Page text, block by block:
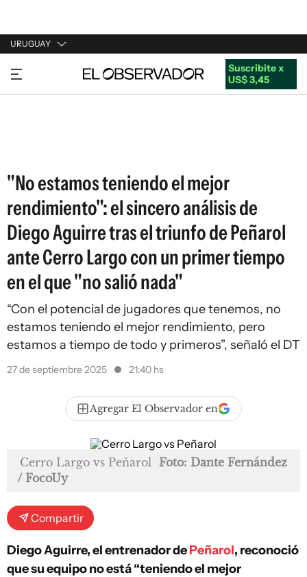
URUGUAY
URUGUAY
ARGENTINA
Suscribite x
US$ 3,45
"No estamos teniendo el mejor
rendimiento": el sincero análisis de
Diego Aguirre tras el triunfo de Peñarol
ante Cerro Largo con un primer tiempo
en el que "no salió nada"
“Con el potencial de jugadores que tenemos, no
estamos teniendo el mejor rendimiento, pero
estamos a tiempo de todo y primeros”, señaló el DT
27 de septiembre 2025 21:40 hs
Agregar El Observador en
Cerro Largo vs Peñarol Foto: Dante Fernández
/ FocoUy
Compartir
Diego Aguirre, el entrenador dePeñarol, reconoció
que su equipo no está “teniendo el mejor